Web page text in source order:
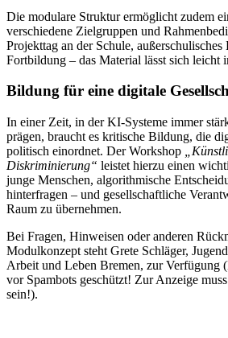
Die modulare Struktur ermöglicht zudem
verschiedene Zielgruppen und
Projekttag an der Schule,
Fortbildung – das Material lässt sich leicht
Bildung für eine digitale
In einer Zeit, in der KI-Systeme immer
prägen, braucht es kritische Bildung, die
politisch einordnet. Der Workshop
Diskriminierung“ leistet hierzu einen
junge Menschen, algorithmische
hinterfragen – und gesellschaftliche
Raum zu übernehmen.
Bei Fragen, Hinweisen oder anderen
Modulkonzept steht Grete Schläger,
Arbeit und Leben Bremen, zur Verfügung (
vor Spambots geschützt! Zur Anzeige
sein!).